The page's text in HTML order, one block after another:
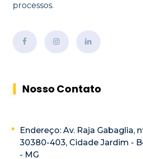
processos.
Nosso Contato
Endereço: Av. Raja Gabaglia,
30380-403, Cidade Jardim -
- MG